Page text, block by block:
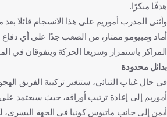
هدفًا مبكرًا.
وأثنى المدرب أموريم على هذا الانسجام قائلا بعد
أماد ومبيومو ممتاز، من الصعب جدًا على أي دفاع
المراكز باستمرار وسريعا الحركة ويتفوقان في
بدائل محدودة
في حال غياب الثنائي، ستتغير تركيبة الفريق
أموريم إلى إعادة ترتيب أوراقه، حيث سيعتمد
أيمن إلى جانب ماتيوس كونيا في الجهة اليسرى،